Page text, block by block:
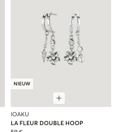
NIEUW
IOAKU
LA FLEUR DOUBLE HOOP